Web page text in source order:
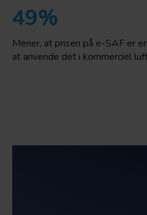
49%
Mener, at prisen på e-SAF er
at anvende det i kommerciel